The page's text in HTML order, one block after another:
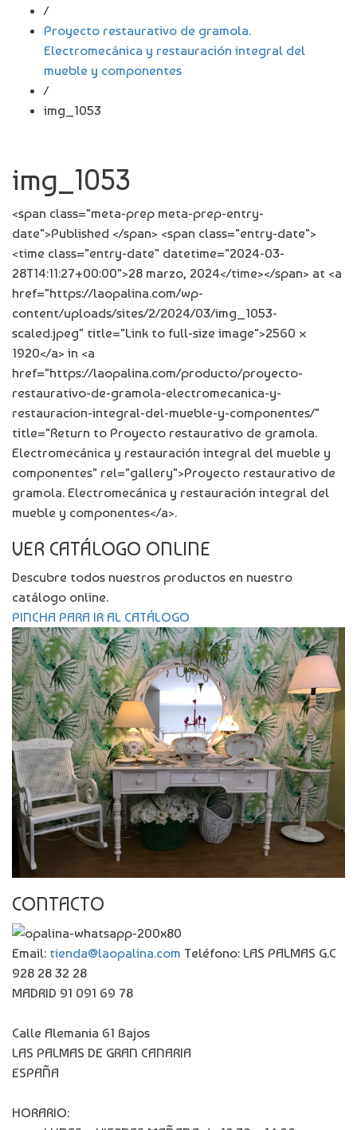
/
Proyecto restaurativo de gramola.
Electromecánica y restauración integral del
mueble y componentes
/
img_1053
img_1053
<span class="meta-prep meta-prep-entry-
date">Published </span> <span class="entry-date">
<time class="entry-date" datetime="2024-03-
28T14:11:27+00:00">28 marzo, 2024</time></span> at <a
href="https://laopalina.com/wp-
content/uploads/sites/2/2024/03/img_1053-
scaled.jpeg" title="Link to full-size image">2560 ×
1920</a> in <a
href="https://laopalina.com/producto/proyecto-
restaurativo-de-gramola-electromecanica-y-
restauracion-integral-del-mueble-y-componentes/"
title="Return to Proyecto restaurativo de gramola.
Electromecánica y restauración integral del mueble y
componentes" rel="gallery">Proyecto restaurativo de
gramola. Electromecánica y restauración integral del
mueble y componentes</a>.
VER CATÁLOGO ONLINE
Descubre todos nuestros productos en nuestro
catálogo online.
PINCHA PARA IR AL CATÁLOGO
CONTACTO
Email: tienda@laopalina.com Teléfono: LAS PALMAS G.C
928 28 32 28
MADRID 91 091 69 78
Calle Alemania 61 Bajos
LAS PALMAS DE GRAN CANARIA
ESPAÑA
HORARIO: